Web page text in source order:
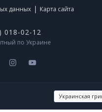
данных | Карта сайта
018-02-12
по Украине